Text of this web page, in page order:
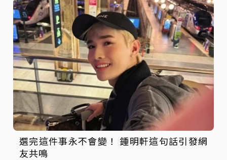
選完這件事永不會變！ 鍾明軒這句話引發網
友共鳴